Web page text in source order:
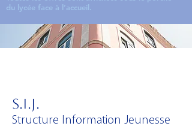
du lycée face à l’accueil.
S.I.J.
Structure Information Jeunesse